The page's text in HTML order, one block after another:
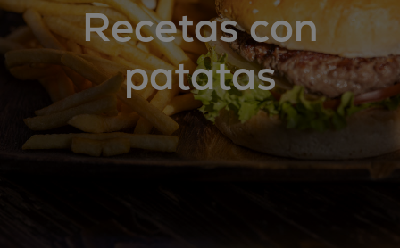
Recetas con
patatas